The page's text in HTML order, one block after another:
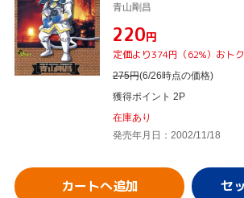
青山剛昌
¥220円
定価より374円（62%）おトク
275円(6/26時点の価格)
獲得ポイント 2P
在庫あり
発売年月日：2002/11/18
カートへ追加